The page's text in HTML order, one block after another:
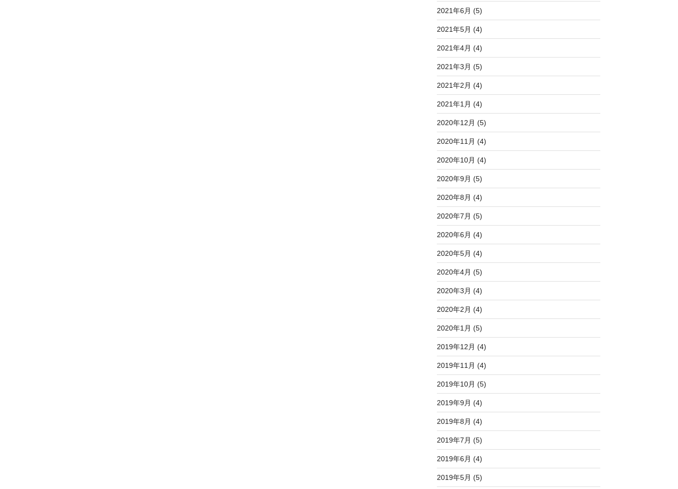
2021年6月 (5)
2021年5月 (4)
2021年4月 (4)
2021年3月 (5)
2021年2月 (4)
2021年1月 (4)
2020年12月 (5)
2020年11月 (4)
2020年10月 (4)
2020年9月 (5)
2020年8月 (4)
2020年7月 (5)
2020年6月 (4)
2020年5月 (4)
2020年4月 (5)
2020年3月 (4)
2020年2月 (4)
2020年1月 (5)
2019年12月 (4)
2019年11月 (4)
2019年10月 (5)
2019年9月 (4)
2019年8月 (4)
2019年7月 (5)
2019年6月 (4)
2019年5月 (5)